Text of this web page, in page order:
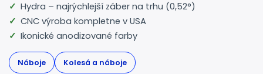
Hydra – najrýchlejší záber na trhu (0,52°)
CNC výroba kompletne v USA
Ikonické anodizované farby
Náboje Kolesá a náboje